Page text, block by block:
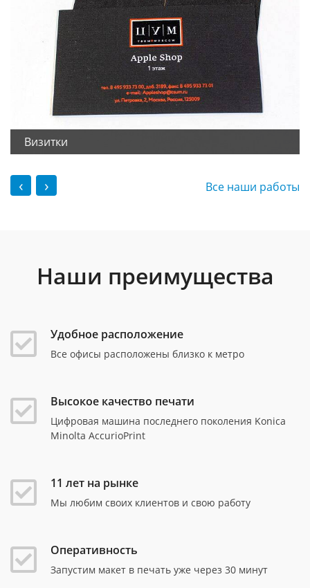
Визитки
‹ › Все наши работы
Наши преимущества
Удобное расположение
Все офисы расположены близко к метро
Высокое качество печати
Цифровая машина последнего поколения Konica
Minolta AccurioPrint
11 лет на рынке
Мы любим своих клиентов и свою работу
Оперативность
Запустим макет в печать уже через 30 минут